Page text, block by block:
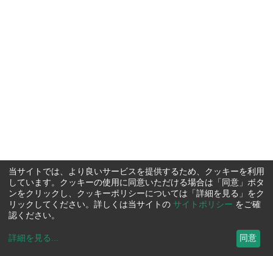
当サイトでは、より良いサービスを提供するため、クッキーを利用
しています。クッキーの使用に同意いただける場合は「同意」ボタ
ンをクリックし、クッキーポリシーについては「詳細を見る」をク
リックしてください。詳しくは当サイトの サイトポリシー をご確
認ください。
詳細を見る ... 同意